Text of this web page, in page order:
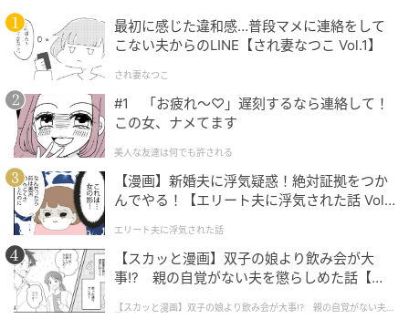
※240か月未満での自己都合による解約などの場合、元
本割れする可能性があります。
一方、新NISAには、積立投資向けの「つみたて投資
枠」と、個別株などにも投資できる「成長投資枠」が
あります。
年間投資枠は、つみたて投資枠120万円、成長投資枠
240万円の合計360万円です。
また、非課税で保有できる投資元本は1,800万円まで
で、NISA口座内で得た売却益や配当などは非課税とな
ります。
最初に感じた違和感…普段マメに連絡をして
こない夫からのLINE【され妻なつこ Vol.1】
され妻なつこ
#1 「お疲れ〜♡」遅刻するなら連絡して！
この女、ナメてます
美人な友達は何でも許される
【漫画】新婚夫に浮気疑惑！絶対証拠をつか
んでやる！【エリート夫に浮気された話 Vol.
エリート夫に浮気された話
【スカッと漫画】双子の娘より飲み会が大
事!? 親の自覚がない夫を懲らしめた話【第1
【スカッと漫画】双子の娘より飲み会が大事!? 親の自覚がない夫を
懲らしめた話